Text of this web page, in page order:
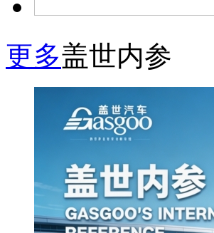
更多盖世内参